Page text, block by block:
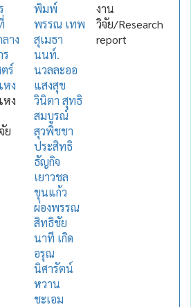
าง
ร์
หง
หง
ย
พิมพ์
พรรณ เทพ
สุเมธา
นนท์.
นวลละออ
แสงสุข
วินิตา สุทธิ
สมบูรณ์
สุวพิชชา
ประสิทธิ
ธัญกิจ
เยาวชล
ขุนแก้ว
ผ่องพรรณ
สิทธิชัย
นาที เกิด
อรุณ
นิศารัตน์
หวาน
ชะเอม
งาน
วิจัย/Research
report